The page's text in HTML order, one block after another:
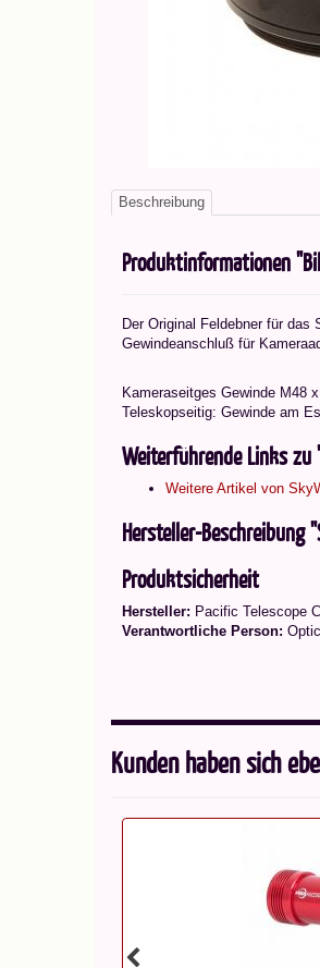
Beschreibung
Produktinformationen
Der Original Feldebner für
Gewindeanschluß für
Kameraseitges Gewinde M48
Teleskopseitig: Gewinde am
Weiterführende Links
Weitere Artikel von
Hersteller-Beschreibung
Produktsicherheit
Hersteller: Pacific Telescope
Verantwortliche Person:
Kunden haben sich